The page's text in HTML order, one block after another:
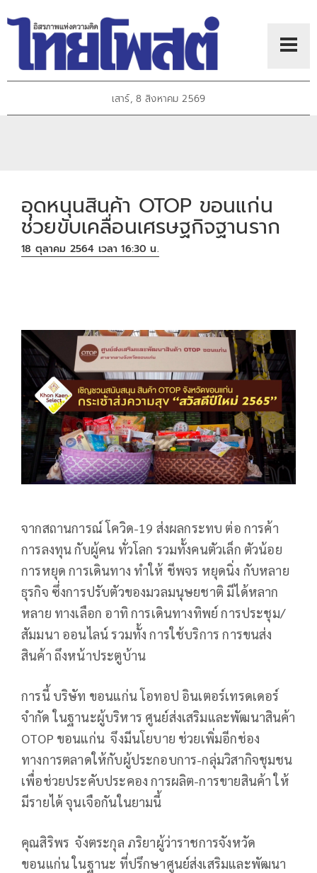
เสาร์, 8 สิงหาคม 2569
อุดหนุนสินค้า OTOP ขอนแก่น
ช่วยขับเคลื่อนเศรษฐกิจฐานราก
18 ตุลาคม 2564 เวลา 16:30 น.
จากสถานการณ์ โควิด-19 ส่งผลกระทบ ต่อ การค้า
การลงทุน กับผู้คน ทั่วโลก รวมทั้งคนตัวเล็ก ตัวน้อย
การหยุด การเดินทาง ทำให้ ชีพจร หยุดนิ่ง กับหลาย
ธุรกิจ ซึ่งการปรับตัวของมวลมนุษยชาติ มีได้หลาก
หลาย ทางเลือก อาทิ การเดินทางทิพย์ การประชุม/
สัมมนา ออนไลน์ รวมทั้ง การใช้บริการ การขนส่ง
สินค้า ถึงหน้าประตูบ้าน
การนี้ บริษัท ขอนแก่น โอทอป อินเตอร์เทรดเดอร์
จำกัด ในฐานะผู้บริหาร ศูนย์ส่งเสริมและพัฒนาสินค้า
OTOP ขอนแก่น จึงมีนโยบาย ช่วยเพิ่มอีกช่อง
ทางการตลาดให้กับผู้ประกอบการ-กลุ่มวิสากิจชุมชน
เพื่อช่วยประคับประคอง การผลิต-การขายสินค้า ให้
มีรายได้ จุนเจือกันในยามนี้
คุณสิริพร จังตระกุล ภริยาผู้ว่าราชการจังหวัด
ขอนแก่น ในฐานะ ที่ปรึกษาศูนย์ส่งเสริมและพัฒนา